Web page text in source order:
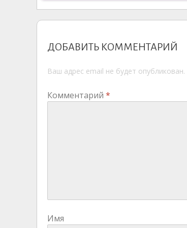
ДОБАВИТЬ КОММЕНТАРИЙ
Ваш адрес email не будет опубликован.
Комментарий *
Имя